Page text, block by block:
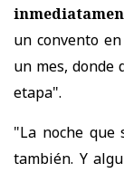
un convento
un mes, donde
etapa".
"La noche que
también. Y